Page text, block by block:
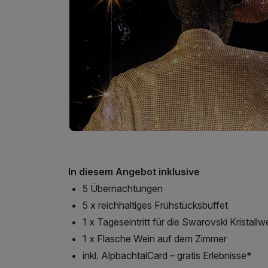
In diesem Angebot inklusive
5 Übernachtungen
5 x reichhaltiges Frühstücksbuffet
1 x Tageseintritt für die Swarovski
1 x Flasche Wein auf dem Zimmer
inkl. AlpbachtalCard – gratis Erlebnisse*